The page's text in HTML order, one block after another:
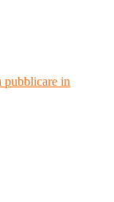
pubblicare in